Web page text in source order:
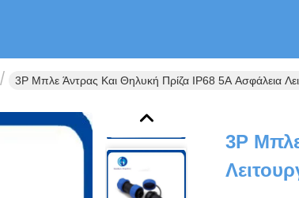
3P Μπλε Άντρας Και Θηλυκή Πρίζα IP68 5A Ασφάλεια
3P